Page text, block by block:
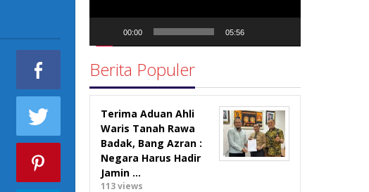
00:00 05:56
Berita Populer
Terima Aduan Ahli
Waris Tanah Rawa
Badak, Bang Azran :
Negara Harus Hadir
Jamin …
113 views